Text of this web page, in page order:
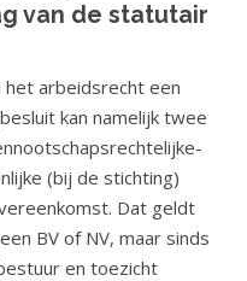
van de statutair
arbeidsrecht een
kan namelijk twee
(bij de stichting)
Dat geldt
BV of NV, maar sinds
en toezicht